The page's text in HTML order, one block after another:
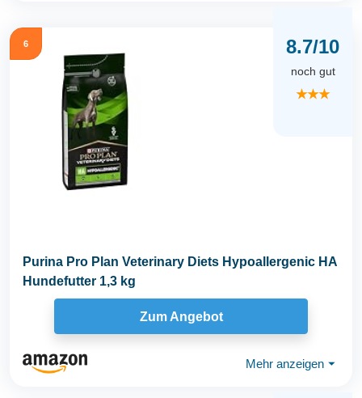
6 8.7/10
noch gut
★★★
Purina Pro Plan Veterinary Diets Hypoallergenic HA
Hundefutter 1,3 kg
Zum Angebot
Mehr anzeigen ⏷